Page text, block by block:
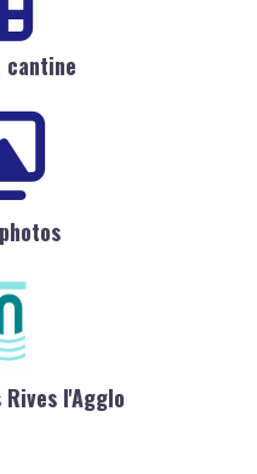
cantine
Rives l'Agglo